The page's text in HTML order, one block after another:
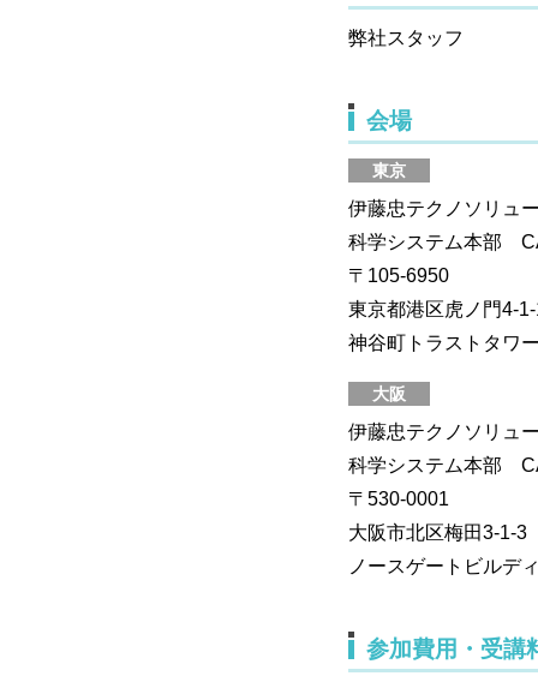
弊社スタッフ
会場
東京
伊藤忠テクノソリュ
科学システム本部
〒105-6950
東京都港区虎ノ門4-
神谷町トラストタワ
大阪
伊藤忠テクノソリュ
科学システム本部
〒530-0001
大阪市北区梅田3-1-3
ノースゲートビルデ
参加費用・受講